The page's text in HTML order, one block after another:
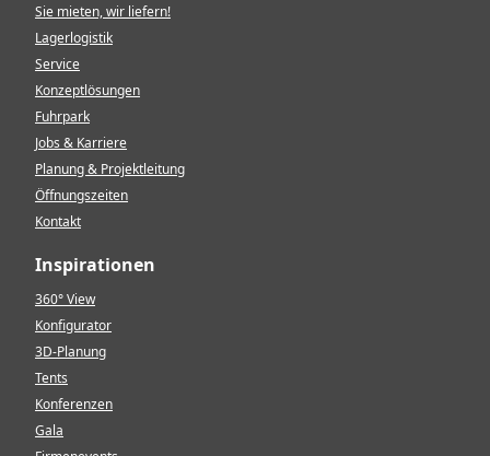
Sie mieten, wir liefern!
Lagerlogistik
Service
Konzeptlösungen
Fuhrpark
Jobs & Karriere
Planung & Projektleitung
Öffnungszeiten
Kontakt
Inspirationen
360° View
Konfigurator
3D-Planung
Tents
Konferenzen
Gala